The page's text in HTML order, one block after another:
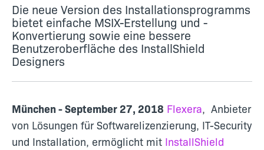
Die neue Version des Installationsprogramms
bietet einfache MSIX-Erstellung und -
Konvertierung sowie eine bessere
Benutzeroberfläche des InstallShield
Designers
München - September 27, 2018 Flexera, Anbieter
von Lösungen für Softwarelizenzierung, IT-Security
und Installation, ermöglicht mit InstallShield